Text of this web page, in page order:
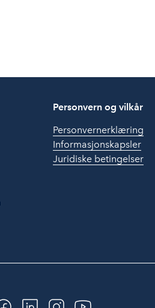
Personvern og vilkår
Personvernerklæring
Informasjonskapsler
Juridiske betingelser